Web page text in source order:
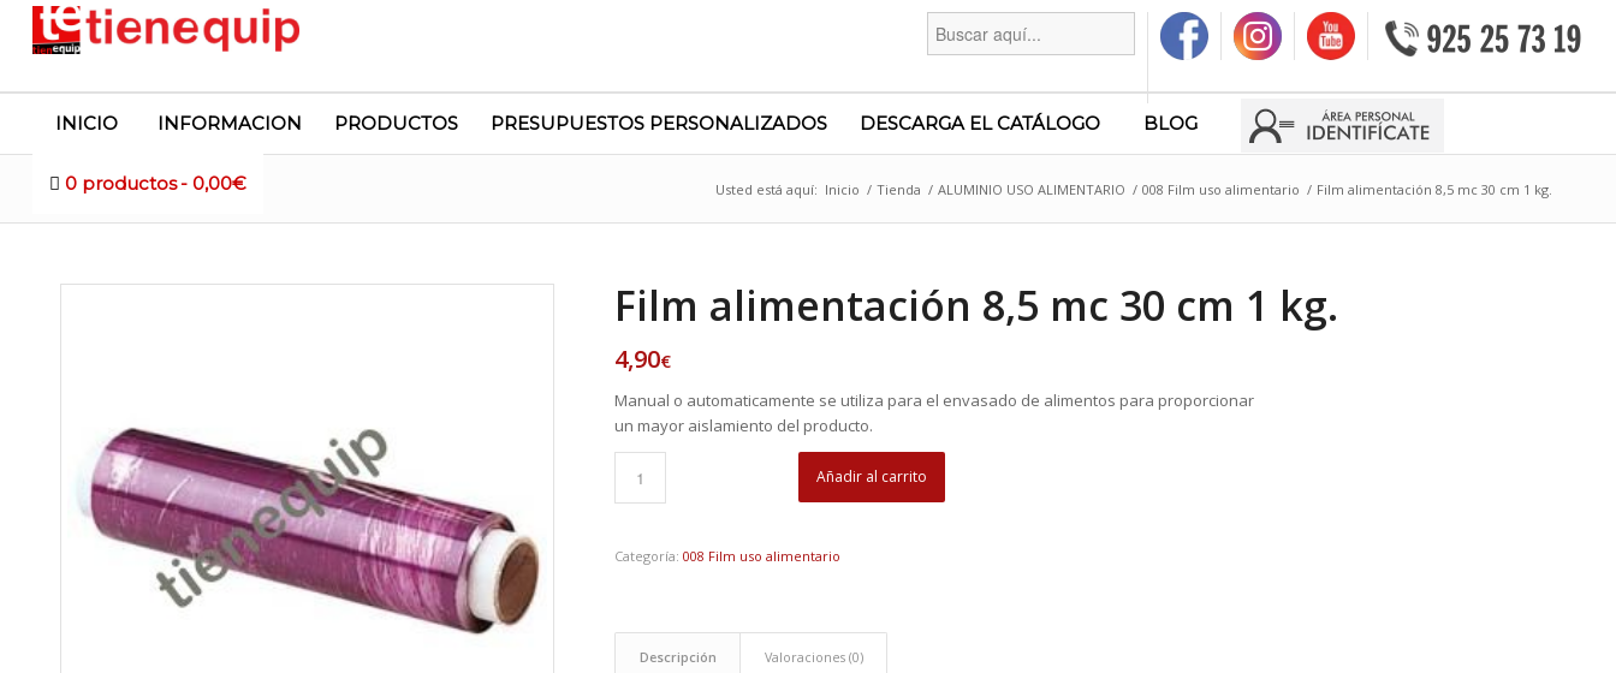
Buscar:
INICIO INFORMACION PRODUCTOS PRESUPUESTOS PERSONALIZADOS DESCARGA EL CATÁLOGO BLOG
0 productos 0,00€
Tienda Usted está aquí: Inicio / Tienda / ALUMINIO USO ALIMENTARIO / 008 Film uso alimentario / Film alimentación 8,5 mc 30 cm 1 kg.
Film alimentación 8,5 mc 30 cm 1 kg.
4,90€
Manual o automaticamente se utiliza para el envasado de alimentos para proporcionar
un mayor aislamiento del producto.
Añadir al carrito
Categoría: 008 Film uso alimentario
Descripción Valoraciones (0)